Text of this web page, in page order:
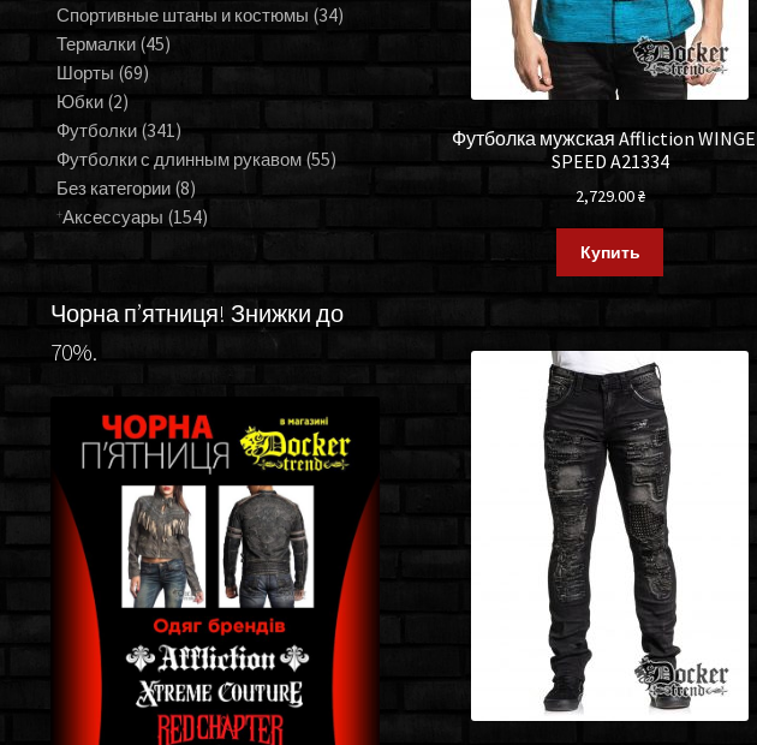
Футболка мужская Affliction
SPEED A21334
2,729.00₴
Купить
Спортивные штаны и костюмы (34)
Термалки (45)
Шорты (69)
Юбки (2)
Футболки (341)
Футболки с длинным рукавом (55)
Без категории (8)
Аксессуары (154)
Чорна п’ятниця! Знижки до
70%.